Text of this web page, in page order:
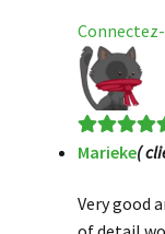
Note5sur 5
Marieke(
Very good